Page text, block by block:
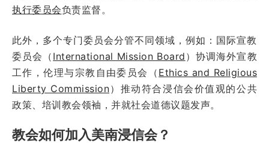
执行委员会负责监督。
此外，多个专门委员会分管不同领域，例如：国际宣教
委员会（ International Mission Board ）协调海外宣教
工作，伦理与宗教自由委员会（ Ethics and Religious
Liberty Commission）推动符合浸信会价值观的公共
政策、培训教会领袖，并就社会道德议题发声。
教会如何加入美南浸信会？